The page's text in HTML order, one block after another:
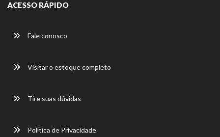
ACESSO RÁPIDO
Fale conosco
Visitar o estoque completo
Tire suas dúvidas
Política de Privacidade